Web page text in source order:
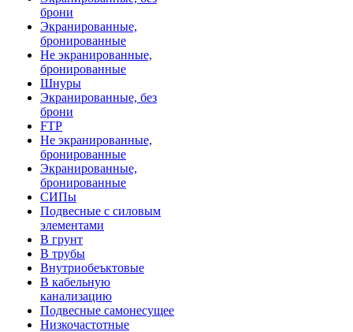
брони
Экранированные,
бронированные
Не экранированные,
бронированные
Шнуры
Экранированные, без
брони
FTP
Не экранированные,
бронированные
Экранированные,
бронированные
СИПы
Подвесные с силовым
элементами
В грунт
В трубы
Внутриобеъктовые
В кабельную
канализацию
Подвесные самонесущее
Низкочастотные